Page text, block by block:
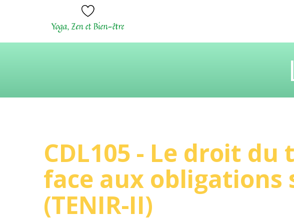
CDL105 - Le droit du
face aux obligations
(TENIR-II)